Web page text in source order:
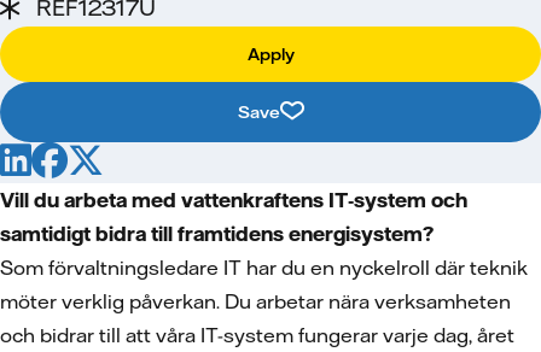
REF12317U
Apply
Save
Vill du arbeta med vattenkraftens IT‑system och
samtidigt bidra till framtidens energisystem?
Som förvaltningsledare IT har du en nyckelroll där teknik
möter verklig påverkan. Du arbetar nära verksamheten
och bidrar till att våra IT-system fungerar varje dag, året